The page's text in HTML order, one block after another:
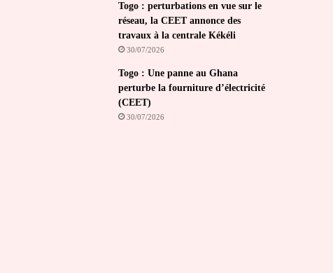
Togo : perturbations en vue sur le
réseau, la CEET annonce des
travaux à la centrale Kékéli
30/07/2026
Togo : Une panne au Ghana
perturbe la fourniture d’électricité
(CEET)
30/07/2026